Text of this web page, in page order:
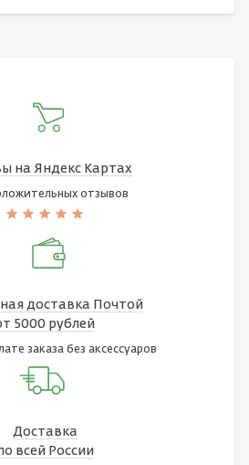
на Яндекс Картах
отзывов
доставка Почтой
5000 рублей
заказа без аксессуаров
Доставка
всей России